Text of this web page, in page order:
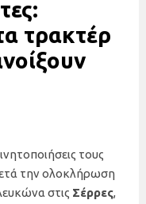
τρακτέρ
τους
την ολοκλήρωση
στις Σέρρες,